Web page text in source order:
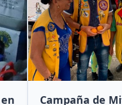
Campaña de